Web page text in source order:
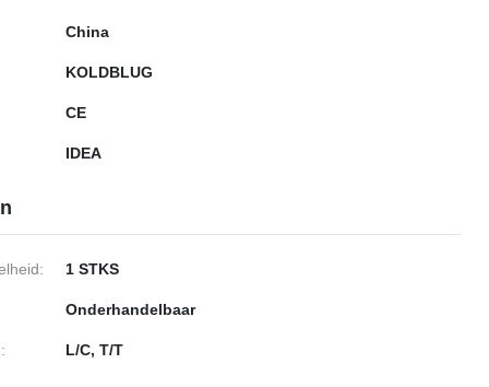
China
KOLDBLUG
CE
IDEA
1 STKS
Onderhandelbaar
L/C, T/T